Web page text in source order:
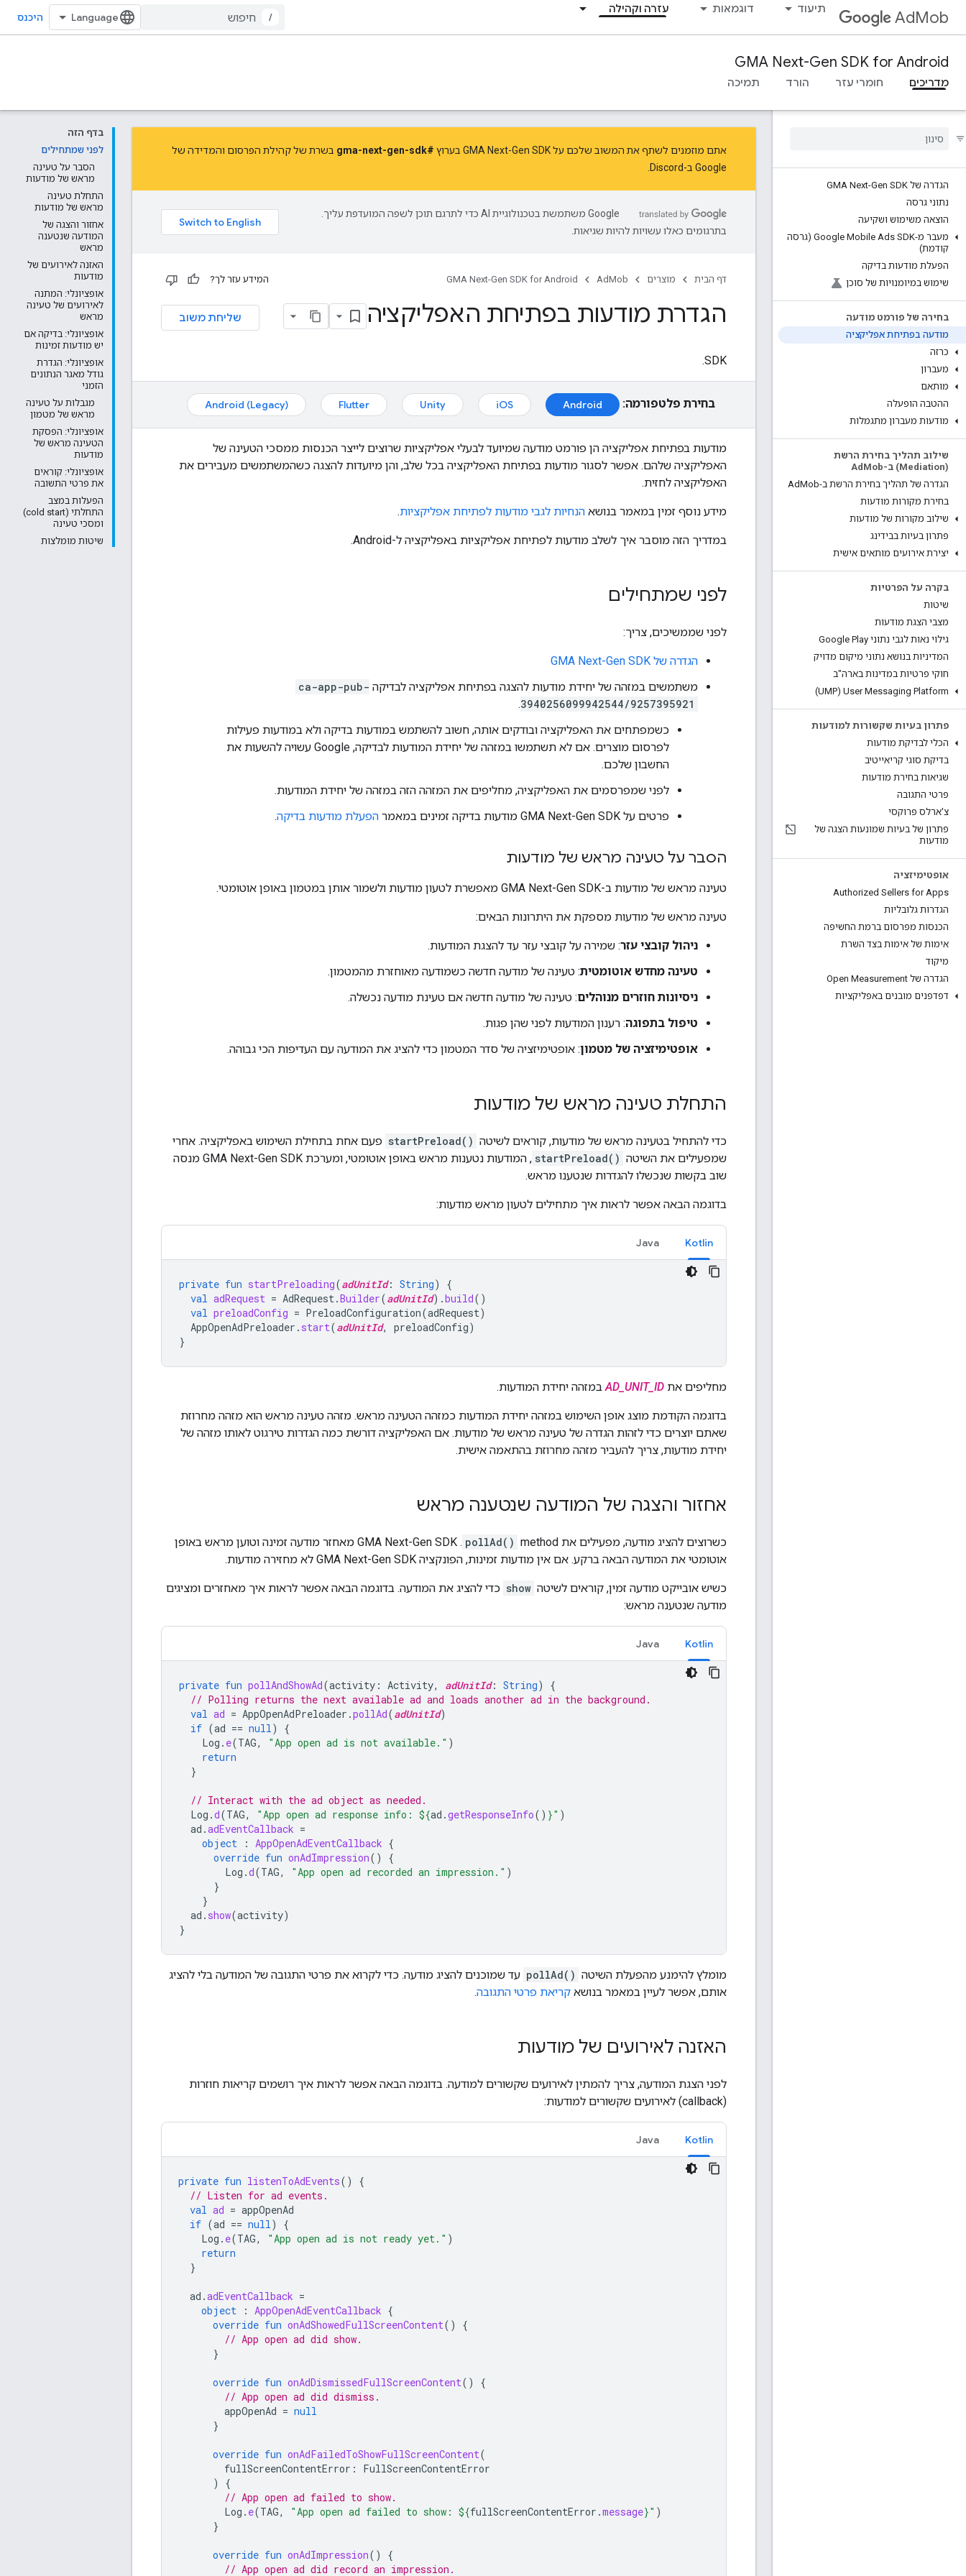
AdMob תיעוד דוגמאות עזרה וקהילה
/ היכנס
GMA Next-Gen SDK for Android
מדריכים חומרי עזר הורד תמיכה
הגדרה של GMA Next-Gen SDK
נתוני גרסה
הוצאה משימוש ושקיעה
מעבר מ-Google Mobile Ads SDK (גרסה
קודמת)
הפעלת מודעות בדיקה
שימוש במיומנויות של סוכן
בחירה של פורמט מודעה
מודעה בפתיחת אפליקציה
כרזה
מעברון
מותאם
ההטבה הופעלה
מודעות מעברון מתגמלות
שילוב תהליך בחירת הרשת
(Mediation) ב-Ad
Mob
הגדרה של תהליך בחירת הרשת ב-AdMob
בחירת מקורות מודעות
שילוב מקורות של מודעות
פתרון בעיות בבידינג
יצירת אירועים מותאים אישית
בקרה על הפרטיות
שיטות
מצבי הצגת מודעות
גילוי נאות לגבי נתוני Google Play
המדיניות בנושא נתוני מיקום מדויק
חוקי פרטיות במדינות בארה"ב
User Messaging Platform‏ (UMP)
פתרון בעיות שקשורות למודעות
הכלי לבדיקת מודעות
בדיקת סוגי קריאייטיב
שגיאות בחירת מודעות
פרטי התגובה
צ'ארלס פרוקסי
פתרון של בעיות שמונעות הצגה של
מודעות
אופטימיזציה
Authorized Sellers for Apps
הגדרות גלובליות
הכנסות מפרסום ברמת החשיפה
אימות של אימות בצד השרת
מיקוד
הגדרה של Open Measurement
דפדפנים מובנים באפליקציות
בדף הזה
לפני שמתחילים
הסבר על טעינה
מראש של מודעות
התחלת טעינה
מראש של מודעות
אחזור והצגה של
המודעה שנטענה
מראש
האזנה לאירועים של
מודעות
אופציונלי: המתנה
לאירועים של טעינה
מראש
אופציונלי: בדיקה אם
יש מודעות זמינות
אופציונלי: הגדרת
גודל מאגר הנתונים
הזמני
מגבלות על טעינה
מראש של מטמון
אופציונלי: הפסקת
הטעינה מראש של
מודעות
אופציונלי: קוראים
את פרטי התשובה
הפעלות במצב
התחלתי (cold start)
ומסכי טעינה
שיטות מומלצות
אתם מוזמנים לשתף את המשוב שלכם על GMA Next-Gen SDK בערוץ #gma-next-gen-sdk
בשרת של קהילת הפרסום והמדידה של
Google ב-Discord.
‫Google משתמשת בטכנולוגיית AI כדי לתרגם תוכן לשפה המועדפת עליך.
בתרגומים כאלו עשויות להיות שגיאות.
דף הבית מוצרים AdMob
GMA Next-Gen SDK for Android המידע עזר לך?
שליחת משוב הגדרת מודעות בפתיחת האפליקציה
SDK.
בחירת פלטפורמה: Android
iOS
Unity
Flutter
Android (Legacy)
מודעות בפתיחת אפליקציה הן פורמט מודעה שמיועד לבעלי אפליקציות שרוצים לייצר הכנסות ממסכי הטעינה של
האפליקציה שלהם. אפשר לסגור מודעות בפתיחת האפליקציה בכל שלב, והן מיועדות להצגה כשהמשתמשים מעבירים את
האפליקציה לחזית.
מידע נוסף זמין במאמר בנושא הנחיות לגבי מודעות לפתיחת אפליקציות.
במדריך הזה מוסבר איך לשלב מודעות לפתיחת אפליקציות באפליקציה ל-Android.
לפני שמתחילים
לפני שממשיכים, צריך:
הגדרה של GMA Next-Gen SDK
משתמשים במזהה של יחידת מודעות להצגה בפתיחת אפליקציה לבדיקה ca-app-pub-
3940256099942544/9257395921
.
כשמפתחים את האפליקציה ובודקים אותה, חשוב להשתמש במודעות בדיקה ולא במודעות פעילות
לפרסום מוצרים. אם לא תשתמשו במזהה של יחידת המודעות לבדיקה, Google עשויה להשעות את
החשבון שלכם.
לפני שמפרסמים את האפליקציה, מחליפים את המזהה הזה במזהה של יחידת המודעות.
פרטים על GMA Next-Gen SDK מודעות בדיקה זמינים במאמר הפעלת מודעות בדיקה.
הסבר על טעינה מראש של מודעות
טעינה מראש של מודעות ב-GMA Next-Gen SDK מאפשרת לטעון מודעות ולשמור אותן במטמון באופן אוטומטי.
טעינה מראש של מודעות מספקת את היתרונות הבאים:
ניהול קובצי עזר: שמירה על קובצי עזר עד להצגת המודעות.
טעינה מחדש אוטומטית: טעינה של מודעה חדשה כשמודעה מאוחזרת מהמטמון.
ניסיונות חוזרים מנוהלים: טעינה של מודעה חדשה אם טעינת מודעה נכשלה.
טיפול בתפוגה: רענון המודעות לפני שהן פגות.
אופטימיזציה של מטמון: אופטימיזציה של סדר המטמון כדי להציג את המודעה עם העדיפות הכי גבוהה.
התחלת טעינה מראש של מודעות
כדי להתחיל בטעינה מראש של מודעות, קוראים לשיטה startPreload() פעם אחת בתחילת השימוש באפליקציה. אחרי
שמפעילים את השיטה startPreload() , המודעות נטענות מראש באופן אוטומטי, ומערכת GMA Next-Gen SDK מנסה
שוב בקשות שנכשלו להגדרות שנטענו מראש.
בדוגמה הבאה אפשר לראות איך מתחילים לטעון מראש מודעות:
Kotlin
Java
private fun startPreloading(adUnitId: String)
{
val adRequest = AdRequest.Builder(adUnitId).build()
val preloadConfig = PreloadConfiguration(adRequest)
AppOpenAdPreloader . start(adUnitId, preloadConfig)
}
מחליפים את AD_UNIT_IDבמזהה יחידת המודעות.
בדוגמה הקודמת מוצג אופן השימוש במזהה יחידת המודעות כמזהה הטעינה מראש. מזהה טעינה מראש הוא מזהה מחרוזת
שאתם יוצרים כדי לזהות הגדרה של טעינה מראש של מודעות. אם האפליקציה דורשת כמה הגדרות טירגוט לאותו מזהה של
יחידת מודעות, צריך להעביר מזהה מחרוזת בהתאמה אישית.
אחזור והצגה של המודעה שנטענה מראש
כשרוצים להציג מודעה, מפעילים את method‏ pollAd()
. ‫
GMA Next-Gen SDK מאחזר מודעה זמינה וטוען מראש באופן
אוטומטי את המודעה הבאה ברקע. אם אין מודעות זמינות, הפונקציה GMA Next-Gen SDK לא מחזירה מודעות.
כשיש אובייקט מודעה זמין, קוראים לשיטה show כדי להציג את המודעה. בדוגמה הבאה אפשר לראות איך מאחזרים ומציגים
מודעה שנטענה מראש:
Kotlin
Java
private fun pollAndShowAd(activity : Activity, adUnitId: String)
{
// Polling returns the next available ad and loads another ad in the background.
val ad = AppOpenAdPreloader .pollAd(adUnitId)
if (ad == null)
{
Log . e(TAG, "App open ad is not available." )
return
}
// Interact with the ad object as needed.
Log .d(TAG, "App open ad response info: ${ad .getResponseInfo() }" )
ad .adEventCallback =
object
: AppOpenAdEventCallback {
override fun onAdImpression()
{
Log .d(TAG, "App open ad recorded an impression." )
}
}
ad . show(activity)
}
מומלץ להימנע מהפעלת השיטה pollAd() עד שמוכנים להציג מודעה. כדי לקרוא את פרטי התגובה של המודעה בלי להציג
אותם, אפשר לעיין במאמר בנושא קריאת פרטי התגובה.
האזנה לאירועים של מודעות
לפני הצגת המודעה, צריך להמתין לאירועים שקשורים למודעה. בדוגמה הבאה אפשר לראות איך רושמים קריאות חוזרות
(callback) לאירועים שקשורים למודעות:
Kotlin
Java
private fun listenToAdEvents()
{
// Listen for ad events.
val ad = appOpenAd
if (ad == null)
{
Log . e(TAG, "App open ad is not ready yet." )
return
}
ad .adEventCallback =
object
: AppOpenAdEventCallback {
override fun onAdShowedFullScreenContent()
{
// App open ad did show.
}
override fun onAdDismissedFullScreenContent()
{
// App open ad did dismiss.
appOpenAd = null
}
override fun onAdFailedToShowFullScreenContent(
fullScreenContentError :
FullScreenContentError
)
{
// App open ad failed to show.
Log . e(TAG, "App open ad failed to show: ${fullScreenContentError .message}" )
}
override fun onAdImpression()
{
// App open ad did record an impression.